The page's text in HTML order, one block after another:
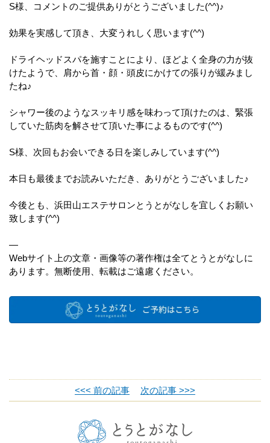
S様、コメントのご提供ありがとうございました(^^)♪
効果を実感して頂き、大変うれしく思います(^^)
ドライヘッドスパを施すことにより、ほどよく全身の力が抜
けたようで、肩から首・顔・頭皮にかけての張りが緩みまし
たね♪
シャワー後のようなスッキリ感を味わって頂けたのは、緊張
していた筋肉を解させて頂いた事によるものです(^^)
S様、次回もお会いできる日を楽しみしています(^^)
本日も最後までお読みいただき、ありがとうございました♪
今後とも、浜田山エステサロンとうとがなしを宜しくお願い
致します(^^)
—
Webサイト上の文章・画像等の著作権は全てとうとがなしに
あります。無断使用、転載はご遠慮ください。
<<< 前の記事 次の記事 >>>